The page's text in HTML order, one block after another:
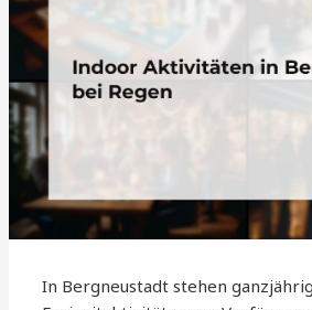
In Bergneustadt stehen